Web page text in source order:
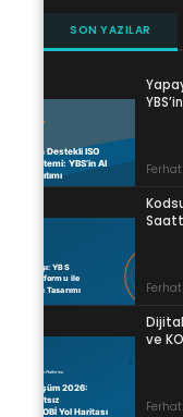
SON YAZILAR
Ferhat
Ferhat
Dijital
ve
Ferhat